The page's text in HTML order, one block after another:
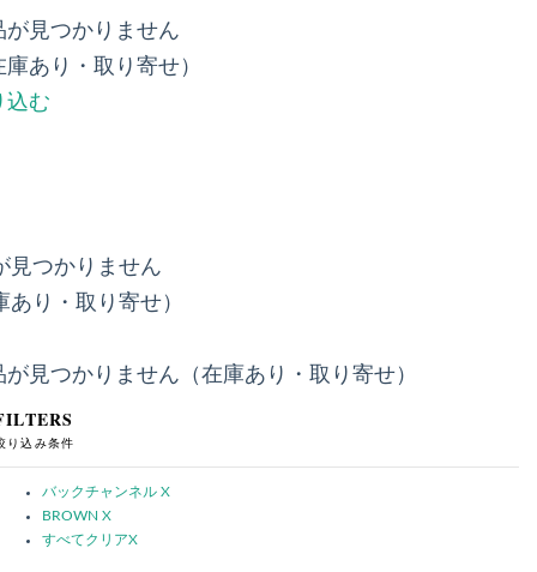
が見つかりません
庫あり・取り寄せ）
込む
見つかりません
あり・取り寄せ）
が見つかりません（在庫あり・取り寄せ）
り込み条件
バックチャンネル X
BROWN X
すべてクリアX